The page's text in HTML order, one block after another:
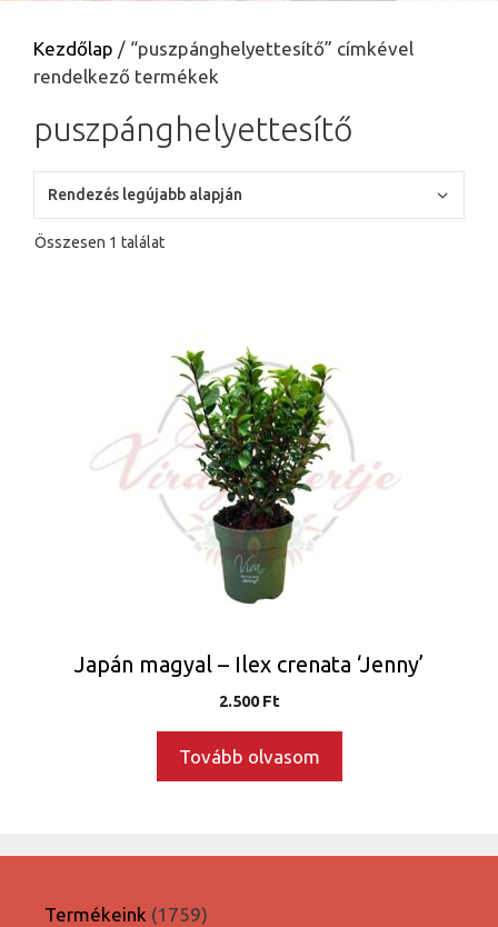
Kezdőlap / “puszpánghelyettesítő” címkével
rendelkező termékek
puszpánghelyettesítő
Összesen 1 találat
Japán magyal – Ilex crenata ‘Jenny’
2.500Ft
Tovább olvasom
Termékeink 17591759